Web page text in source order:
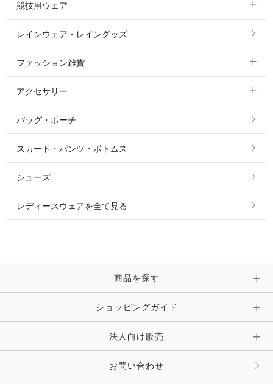
カットソー・Tシャツ・タンクトップ
ニット・セーター
シャツ・ブラウス・ワンピース
コート
ジャケット・ブルゾン
競技用ウェア
すべての競技用ウェア
ショージャケット
ショーシャツ
レインウェア・レイングッズ
ファッション雑貨
すべてのファッション雑貨
ソックス
ベルト
時計・財布・キーケース・革小物
キーホルダー・チャーム・ストラップ
その他 ファッション雑貨
アクセサリー
すべてのアクセサリー
リング
ピアス・イヤリング
ピン・ブローチ・コサージュ
その他 アクセサリー
バッグ・ポーチ
スカート・パンツ・ボトムス
シューズ
レディースウェアを全て見る
商品を探す
ショッピングガイド
法人向け販売
お問い合わせ